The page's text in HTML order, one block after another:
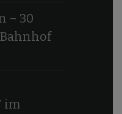
– 30
im